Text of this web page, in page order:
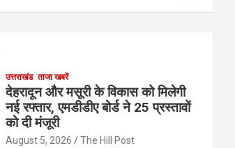
उत्तराखंड ताजा खबरें
देहरादून और मसूरी के विकास को मिलेगी
नई रफ्तार, एमडीडीए बोर्ड ने 25 प्रस्तावों
को दी मंजूरी
August 5, 2026 The Hill Post